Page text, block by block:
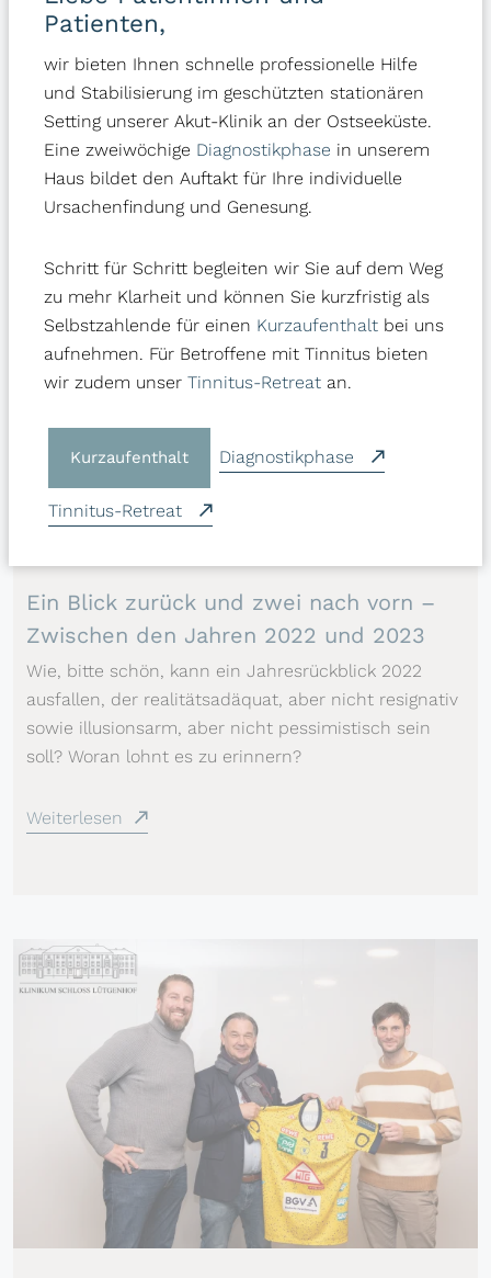
Weiterlesen
Ein Blick zurück und zwei nach vorn –
Zwischen den Jahren 2022 und 2023
Wie, bitte schön, kann ein Jahresrückblick 2022
ausfallen, der realitätsadäquat, aber nicht resignativ
sowie illusionsarm, aber nicht pessimistisch sein
soll? Woran lohnt es zu erinnern?
Weiterlesen
Patienten,
wir bieten Ihnen schnelle professionelle Hilfe
und Stabilisierung im geschützten stationären
Setting unserer Akut-Klinik an der Ostseeküste.
Eine zweiwöchige Diagnostikphase in unserem
Haus bildet den Auftakt für Ihre individuelle
Ursachenfindung und Genesung.
Schritt für Schritt begleiten wir Sie auf dem Weg
zu mehr Klarheit und können Sie kurzfristig als
Selbstzahlende für einen Kurzaufenthalt bei uns
aufnehmen. Für Betroffene mit Tinnitus bieten
wir zudem unser Tinnitus-Retreat an.
Kurzaufenthalt Diagnostikphase
Tinnitus-Retreat